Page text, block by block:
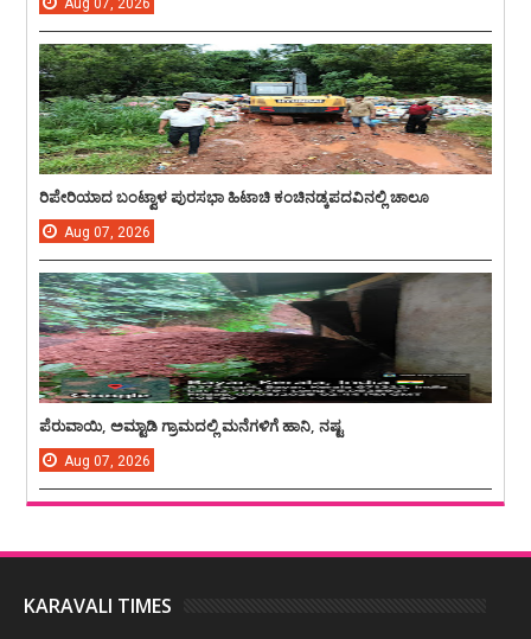
Aug 07, 2026
ರಿಪೇರಿಯಾದ ಬಂಟ್ವಾಳ ಪುರಸಭಾ ಹಿಟಾಚಿ ಕಂಚಿನಡ್ಕಪದವಿನಲ್ಲಿ ಚಾಲೂ
Aug 07, 2026
ಪೆರುವಾಯಿ, ಅಮ್ಟಾಡಿ ಗ್ರಾಮದಲ್ಲಿ ಮನೆಗಳಿಗೆ ಹಾನಿ, ನಷ್ಟ
Aug 07, 2026
KARAVALI TIMES